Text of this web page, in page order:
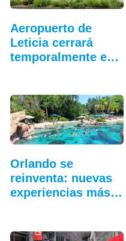
Aeropuerto de
Leticia cerrará
temporalmente en
Orlando se
reinventa: nuevas
experiencias más